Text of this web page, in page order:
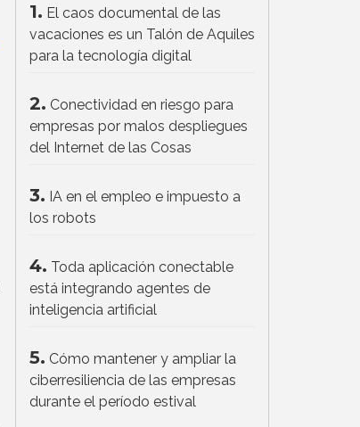
1. El caos documental de las
vacaciones es un Talón de Aquiles
para la tecnología digital
2. Conectividad en riesgo para
empresas por malos despliegues
del Internet de las Cosas
3. IA en el empleo e impuesto a
los robots
4. Toda aplicación conectable
está integrando agentes de
inteligencia artificial
5. Cómo mantener y ampliar la
ciberresiliencia de las empresas
durante el período estival